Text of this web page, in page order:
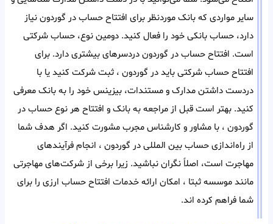
سایر مواردی که بانک مورد‌نظر برای افتتاح حساب در گوردون نیاز
دارد، حساب بانکی خود را فعال کنید. دومین نوع، حساب شرکتی
است. افتتاح حساب در گوردون دردسر‌های بیشتری دارد. برای
افتتاح حساب شرکتی باید در گوردون ، ثبت شرکت کنید یا با
در‌دست داشتن مدارک و مستندات، بیزینس خود را به بانک معرفی
کنید. بهتر است قبل از مراجعه به بانک و افتتاح هر‌ نوع حساب در
گوردون ، با مشاور و کارشناس مجرب مشورت کنید. اگر هدف شما
از راه‌اندازی حساب بین المللی در گوردون ، انجام فرآیند‌های
مهاجرت است، اصلاً نگران نباشید. زیرا برخی از شرکت‌های مهاجرتی
مانند موسسه ثبتا ، امکان ارائه خدمات افتتاح حساب ارزی را برای
شما فراهم کرده اند.